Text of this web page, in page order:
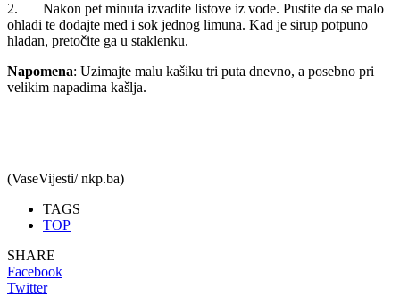
2. Nakon pet minuta izvadite listove iz vode. Pustite da se malo
ohladi te dodajte med i sok jednog limuna. Kad je sirup potpuno
hladan, pretočite ga u staklenku.
Napomena: Uzimajte malu kašiku tri puta dnevno, a posebno pri
velikim napadima kašlja.
(VaseVijesti/ nkp.ba)
TAGS
TOP
SHARE
Facebook
Twitter